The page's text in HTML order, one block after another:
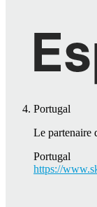
Portugal
Le partenaire
Portugal
https://